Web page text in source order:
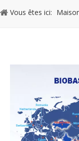
Vous êtes ici: